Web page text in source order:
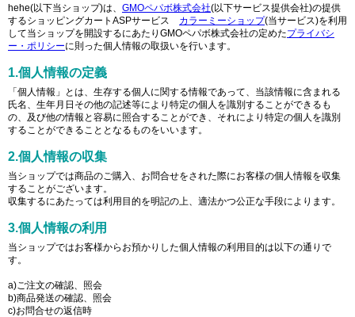
hehe(以下当ショップ)は、 GMOペパボ株式会社(以下サービス提供会社)の提供
するショッピングカートASPサービス カラーミーショップ(当サービス)を利用
して当ショップを開設するにあたりGMOペパボ株式会社の定めたプライバシ
ー・ポリシーに則った個人情報の取扱いを行います。
1.個人情報の定義
「個人情報」とは、生存する個人に関する情報であって、当該情報に含まれる
氏名、生年月日その他の記述等により特定の個人を識別することができるも
の、及び他の情報と容易に照合することができ、それにより特定の個人を識別
することができることとなるものをいいます。
2.個人情報の収集
当ショップでは商品のご購入、お問合せをされた際にお客様の個人情報を収集
することがございます。
収集するにあたっては利用目的を明記の上、適法かつ公正な手段によります。
3.個人情報の利用
当ショップではお客様からお預かりした個人情報の利用目的は以下の通りで
す。
a)ご注文の確認、照会
b)商品発送の確認、照会
c)お問合せの返信時